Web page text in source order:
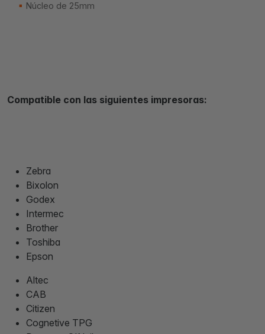
Núcleo de 25mm
Compatible con las siguientes impresoras:
Zebra
Bixolon
Godex
Intermec
Brother
Toshiba
Epson
Altec
CAB
Citizen
Cognetive TPG